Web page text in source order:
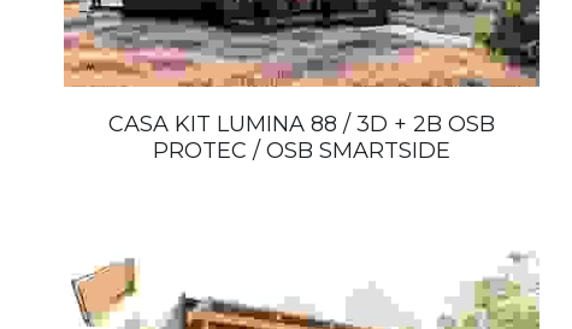
CASA KIT LUMINA 88 / 3D + 2B OSB
PROTEC / OSB SMARTSIDE